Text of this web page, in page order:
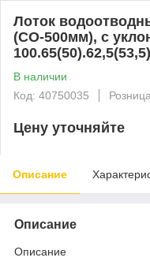
Лоток
(СО-500мм), с
В наличии
Код: 40750035
Розница
Цену уточняйте
Описание
Описание
Описание